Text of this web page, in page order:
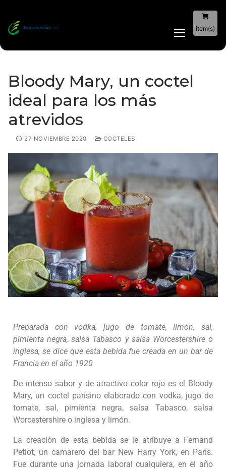
item(s)
Bloody Mary, un coctel
ideal para los más
atrevidos
27 NOVIEMBRE 2020 COCTELES
Preparada con vodka, jugo de tomate, limón, sal,
pimienta negra, salsa Tabasco y salsa Worcestershire o
inglesa, se dice que esta bebida fue creada en un bar de
Francia en el año 1920
De intenso sabor y de atractivo color rojo es el Bloody
Mary, un coctel parisino elaborado con vodka, jugo de
tomate, sal, pimienta negra, salsa Tabasco, salsa
Worcestershire o inglesa y limón.
La creación de esta bebida se le atribuye a Fernand
Petiot, un camarero del bar New Harry York, en París.
Fue durante una jornada laboral cualquiera, en el año